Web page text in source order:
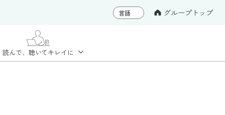
グループトップ
読んで、聴いてキレイに